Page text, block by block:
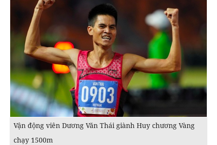
Vận động viên Dương Văn Thái giành Huy chương Vàng
chạy 1500m